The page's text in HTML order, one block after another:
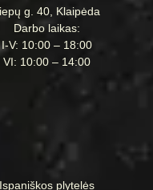
g. 40, Klaipėda
Darbo laikas:
I-V: 10:00 – 18:00
VI: 10:00 – 14:00
Ispaniškos plytelės